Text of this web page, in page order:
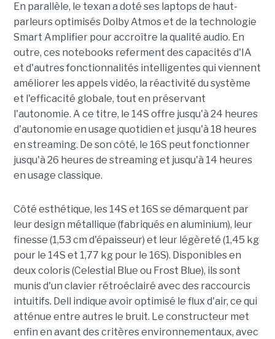
En parallèle, le texan a doté ses laptops de haut-
parleurs optimisés Dolby Atmos et de la technologie
Smart Amplifier pour accroître la qualité audio. En
outre, ces notebooks referment des capacités d'IA
et d'autres fonctionnalités intelligentes qui viennent
améliorer les appels vidéo, la réactivité du système
et l'efficacité globale, tout en préservant
l'autonomie. A ce titre, le 14S offre jusqu'à 24 heures
d'autonomie en usage quotidien et jusqu'à 18 heures
en streaming. De son côté, le 16S peut fonctionner
jusqu'à 26 heures de streaming et jusqu'à 14 heures
en usage classique.
Côté esthétique, les 14S et 16S se démarquent par
leur design métallique (fabriqués en aluminium), leur
finesse (1,53 cm d'épaisseur) et leur légèreté (1,45 kg
pour le 14S et 1,77 kg pour le 16S). Disponibles en
deux coloris (Celestial Blue ou Frost Blue), ils sont
munis d'un clavier rétroéclairé avec des raccourcis
intuitifs. Dell indique avoir optimisé le flux d'air, ce qui
atténue entre autres le bruit. Le constructeur met
enfin en avant des critères environnementaux, avec